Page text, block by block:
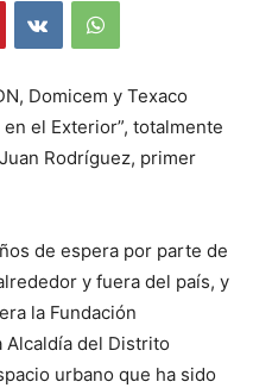
Domicem y Texaco
el Exterior”, totalmente
Rodríguez, primer
de espera por parte de
y fuera del país, y
la Fundación
Alcaldía del Distrito
urbano que ha sido